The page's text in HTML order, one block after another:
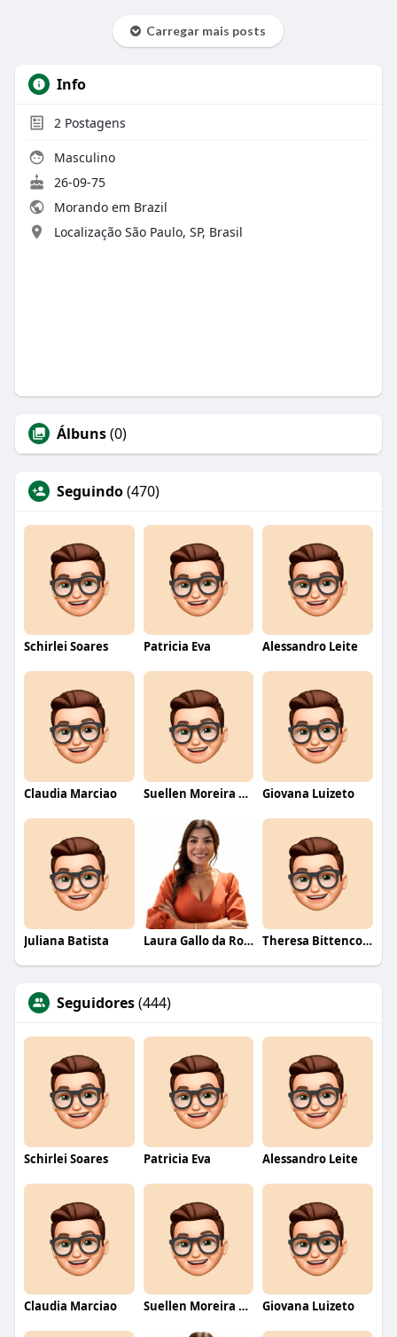
Carregar mais posts
Info
2 Postagens
Masculino
26-09-75
Morando em Brazil
Localização São Paulo, SP, Brasil
Álbuns(0)
Seguindo(470)
Schirlei Soares Patricia Eva Alessandro Leite
Claudia Marciao Suellen Moreira Parente de Oliveira Giovana Luizeto
Juliana Batista Laura Gallo da Rosa Theresa Bittencourt
Seguidores(444)
Schirlei Soares Patricia Eva Alessandro Leite
Claudia Marciao Suellen Moreira Parente de Oliveira Giovana Luizeto